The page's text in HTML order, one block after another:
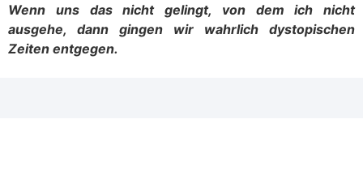
Wenn uns das nicht gelingt, von dem ich nicht
ausgehe, dann gingen wir wahrlich dystopischen
Zeiten entgegen.